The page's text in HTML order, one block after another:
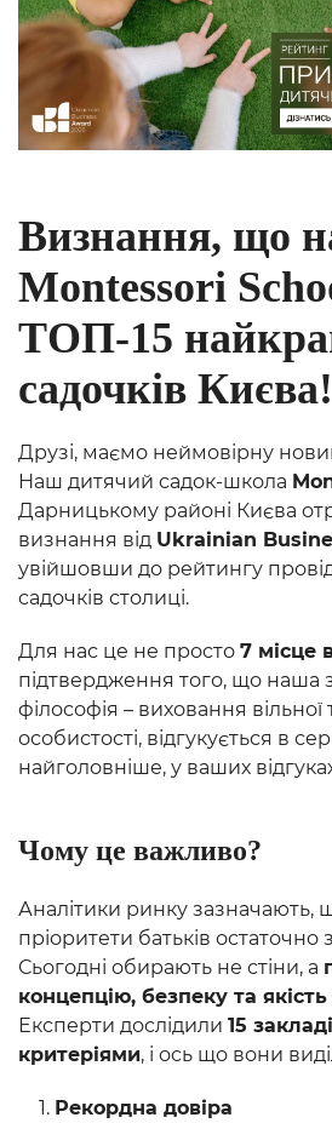
Визнання, що
Montessori
ТОП-15
садочків
Друзі, маємо неймовірну
Наш дитячий садок-школа
Дарницькому районі Києва
визнання від Ukrainian
увійшовши до рейтингу
садочків столиці.
Для нас це не просто 7 місце
підтвердження того, що наша
філософія – виховання вільної
особистості, відгукується в
найголовніше, у ваших
Чому це важливо?
Аналітики ринку зазначають,
пріоритети батьків остаточно
Сьогодні обирають не стіни, а
концепцію, безпеку та
Експерти дослідили 15
критеріями, і ось що вони
Рекордна довіра